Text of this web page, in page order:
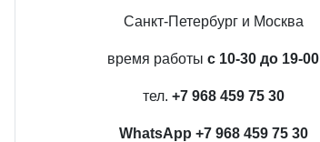
Санкт-Петербург и Москва
время работыс 10-30 до 19-00
тел. +7 968 459 75 30
WhatsApp +7 968 459 75 30